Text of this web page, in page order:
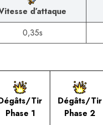
d’attaque
0,35s
Tir
Phase 1
Dégâts/Tir
Phase 2